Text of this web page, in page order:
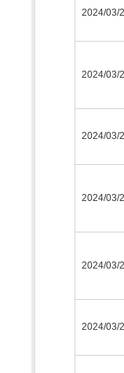
2024/03/
2024/03/
2024/03/
2024/03/
2024/03/
2024/03/